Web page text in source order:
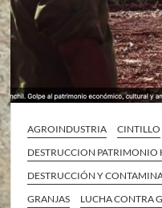
AGROINDUSTRIA
CINTILLO
DESTRUCCION PATRIMONIO
DESTRUCCIÓN Y
GRANJAS
LUCHA CONTRA